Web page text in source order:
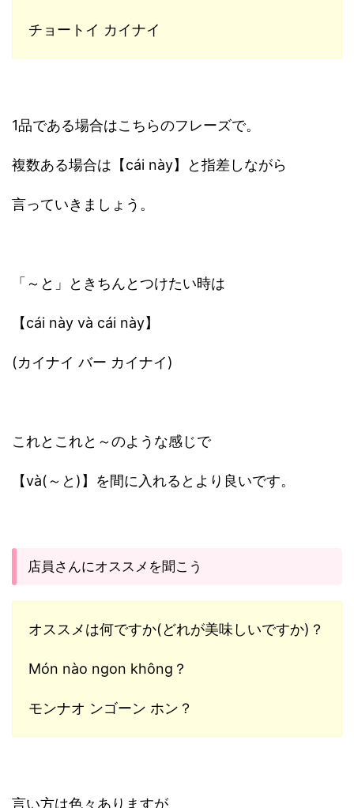
チョートイ カイナイ
1品である場合はこちらのフレーズで。
複数ある場合は【cái này】と指差しながら
言っていきましょう。
「～と」ときちんとつけたい時は
【cái này và cái này】
(カイナイ バー カイナイ)
これとこれと～のような感じで
【và(～と)】を間に入れるとより良いです。
店員さんにオススメを聞こう
オススメは何ですか(どれが美味しいですか)？
Món nào ngon không？
モンナオ ンゴーン ホン？
言い方は色々ありますが